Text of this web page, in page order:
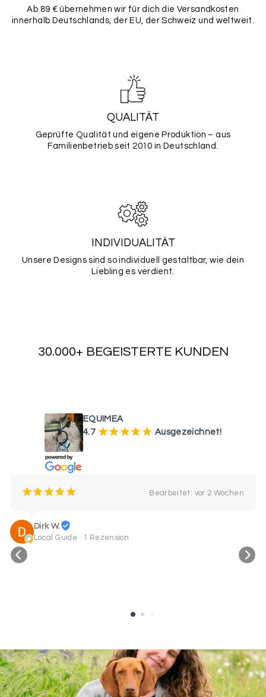
Ab 89 € übernehmen wir für dich die Versandkosten
innerhalb Deutschlands, der EU, der Schweiz und weltweit.
QUALITÄT
Geprüfte Qualität und eigene Produktion – aus
Familienbetrieb seit 2010 in Deutschland.
INDIVIDUALITÄT
Unsere Designs sind so individuell gestaltbar, wie dein
Liebling es verdient.
30.000+ BEGEISTERTE KUNDEN
EQUIMEA
4.7 ¡¡¡¡¡ Ausgezeichnet!
¡¡¡¡¡ Bearbeitet: vor 2 Wochen
Dirk W.
Local Guide · 1 Rezension